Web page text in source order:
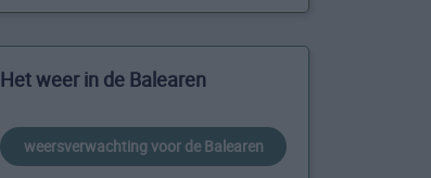
Het weer in de Balearen
weersverwachting voor de Balearen